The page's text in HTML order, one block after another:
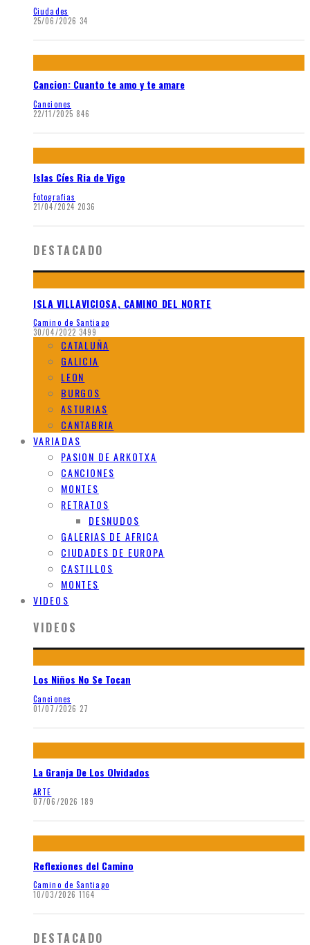
Ciudades
25/06/2026 34
Cancion: Cuanto te amo y te amare
Canciones
22/11/2025 846
Islas Cíes Ria de Vigo
Fotografias
21/04/2024 2036
DESTACADO
ISLA VILLAVICIOSA, CAMINO DEL NORTE
Camino de Santiago
30/04/2022 3499
CATALUÑA
GALICIA
LEON
BURGOS
ASTURIAS
CANTABRIA
VARIADAS
PASION DE ARKOTXA
CANCIONES
MONTES
RETRATOS
DESNUDOS
GALERIAS DE AFRICA
CIUDADES DE EUROPA
CASTILLOS
MONTES
VIDEOS
VIDEOS
Los Niños No Se Tocan
Canciones
01/07/2026 27
La Granja De Los Olvidados
ARTE
07/06/2026 189
Reflexiones del Camino
Camino de Santiago
10/03/2026 1164
DESTACADO